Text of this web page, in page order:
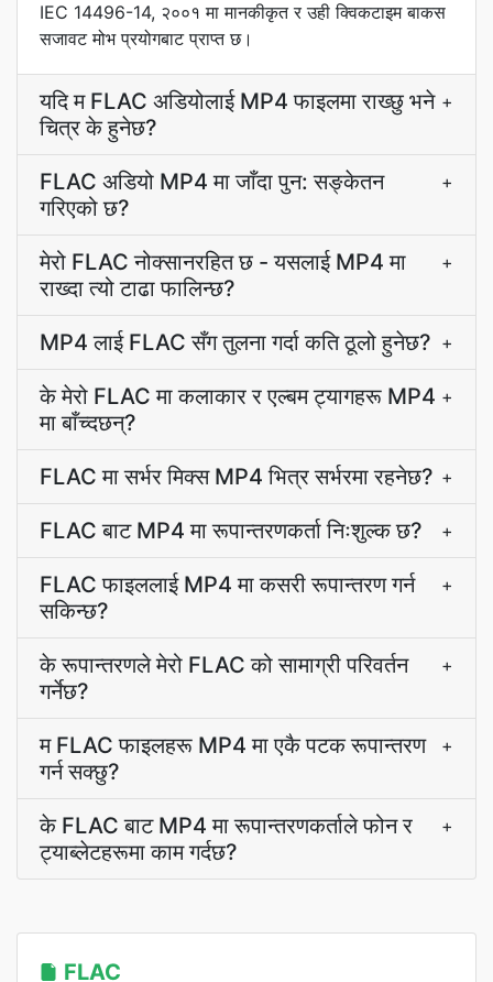
IEC 14496-14, २००१ मा मानकीकृत र उही क्विकटाइम बाकस
सजावट मोभ प्रयोगबाट प्राप्त छ।
यदि म FLAC अडियोलाई MP4 फाइलमा राख्छु भने
चित्र के हुनेछ?
+
FLAC अडियो MP4 मा जाँदा पुन: सङ्केतन
गरिएको छ?
+
मेरो FLAC नोक्सानरहित छ - यसलाई MP4 मा
राख्दा त्यो टाढा फालिन्छ?
+
MP4 लाई FLAC सँग तुलना गर्दा कति ठूलो हुनेछ? +
के मेरो FLAC मा कलाकार र एल्बम ट्यागहरू MP4
मा बाँच्दछन्?
+
FLAC मा सर्भर मिक्स MP4 भित्र सर्भरमा रहनेछ? +
FLAC बाट MP4 मा रूपान्तरणकर्ता निःशुल्क छ? +
FLAC फाइललाई MP4 मा कसरी रूपान्तरण गर्न
सकिन्छ?
+
के रूपान्तरणले मेरो FLAC को सामाग्री परिवर्तन
गर्नेछ?
+
म FLAC फाइलहरू MP4 मा एकै पटक रूपान्तरण
गर्न सक्छु?
+
के FLAC बाट MP4 मा रूपान्तरणकर्ताले फोन र
ट्याब्लेटहरूमा काम गर्दछ?
+
FLAC